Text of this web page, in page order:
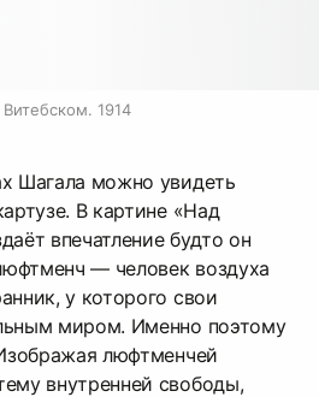
1914
Шагала можно увидеть
В картине «Над
впечатление будто он
— человек воздуха
у которого свои
миром. Именно поэтому
люфтменчей
внутренней свободы,